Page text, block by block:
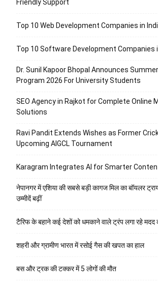
Friendly Support
Top 10 Web Development Companies in
Top 10 Software Development Companies
Dr. Sunil Kapoor Bhopal Announces
Program 2026 For University Students
SEO Agency in Rajkot for Complete Online
Solutions
Ravi Pandit Extends Wishes as Former
Upcoming AIGCL Tournament
Karagram Integrates AI for Smarter
नेपानगर में एशिया की सबसे बड़ी कागज मिल का बॉयलर
उम्मीदें बढ़ीं
टैरिफ के बहाने कई देशों को धमकाने वाले ट्रंप लगा रहे मदद
शहरी और ग्रामीण भारत में रसोई गैस की खपत का हाल
बस और ट्रक की टक्कर में 5 लोगों की मौत